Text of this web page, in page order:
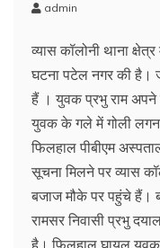
admin
व्यास कॉलोनी थाना
घटना पटेल नगर की है।
हैं । युवक प्रभु राम अपने
युवक के गले में गोली
फिलहाल पीबीएम
सूचना मिलने पर व्यास
बजाज मौके पर पहुंचे हैं।
रामसर निवासी प्रभु
है। फिलहाल घायल युवक